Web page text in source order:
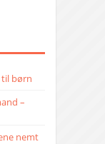
til børn
–
nemt